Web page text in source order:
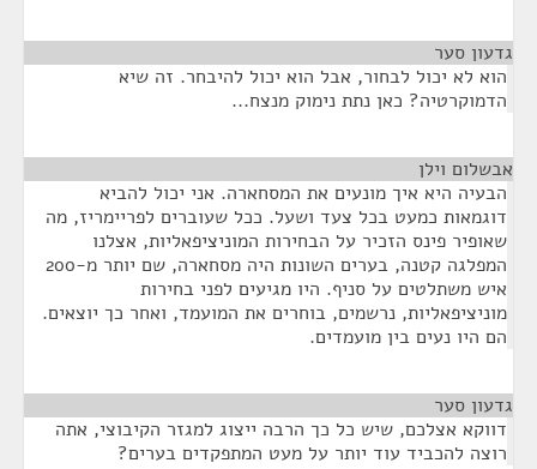
גדעון סער
הוא לא יכול לבחור, אבל הוא יכול להיבחר. זה שיא
הדמוקרטיה? כאן נתת נימוק מנצח...
אבשלום וילן
הבעיה היא איך מונעים את המסחארה. אני יכול להביא
דוגמאות כמעט בכל צעד ושעל. ככל שעוברים לפריימריז, מה
שאופיר פינס הזכיר על הבחירות המוניציפאליות, אצלנו
המפלגה קטנה, בערים השונות היה מסחארה, שם יותר מ-200
איש משתלטים על סניף. היו מגיעים לפני בחירות
מוניציפאליות, נרשמים, בוחרים את המועמד, ואחר כך יוצאים.
הם היו נעים בין מועמדים.
גדעון סער
דווקא אצלכם, שיש כל כך הרבה ייצוג למגזר הקיבוצי, אתה
רוצה להכביד עוד יותר על מעט המתפקדים בערים?